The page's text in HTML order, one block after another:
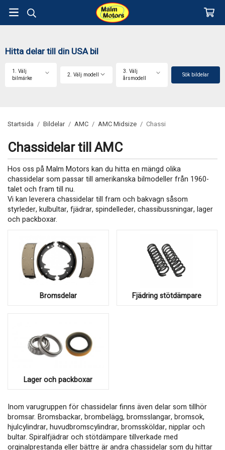
Hitta delar till din USA bil
1. Välj
bilmärke
2. Välj modell
3. Välj
årsmodell
Sök bildelar
Startsida / Bildelar / AMC / AMC Midsize / Chassi
Chassidelar till AMC
Hos oss på Malm Motors kan du hitta en mängd olika
chassidelar som passar till amerikanska bilmodeller från 1960-
talet och fram till nu.
Vi kan leverera chassidelar till fram och bakvagn såsom
styrleder, kulbultar, fjädrar, spindelleder, chassibussningar, lager
och packboxar.
Bromsdelar Fjädring stötdämpare
Lager och packboxar
Inom varugruppen för chassidelar finns även delar som tillhör
bromsar. Bromsbackar, brombelägg, bromsslangar, bromsok,
hjulcylindrar, huvudbromscylindrar, bromssköldar, nipplar och
bultar. Spiralfjädrar och stötdämpare tillverkade med
orginalprestanda eller bättre är andra chassidelar som du hittar